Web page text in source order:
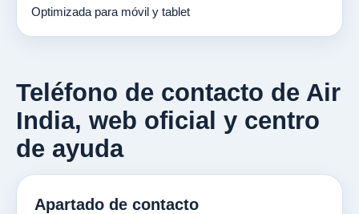
Optimizada para móvil y tablet
Teléfono de contacto de Air
India, web oficial y centro
de ayuda
Apartado de contacto